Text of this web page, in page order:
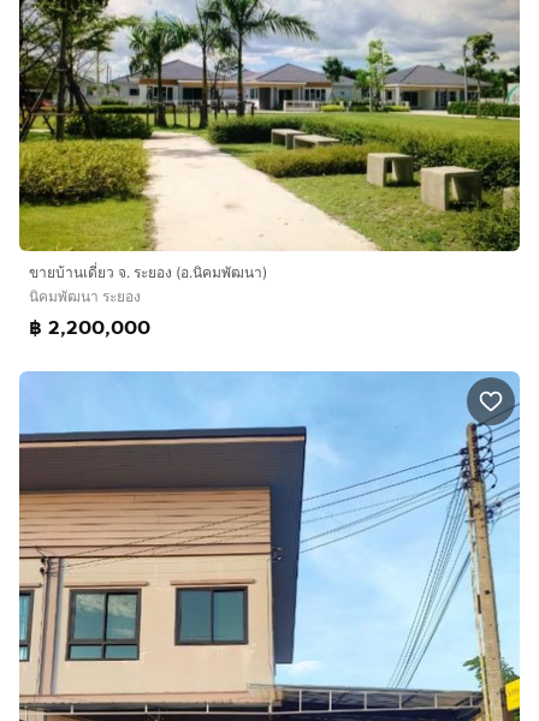
ขายบ้านเดี่ยว จ. ระยอง (อ.นิคมพัฒนา)
นิคมพัฒนา ระยอง
฿ 2,200,000